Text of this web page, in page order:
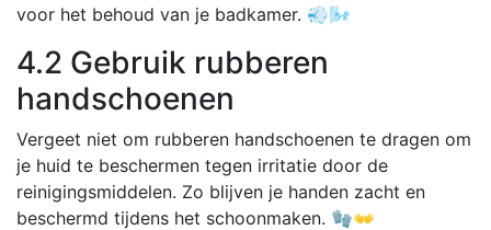
voor het behoud van je badkamer. 💨🌬️
4.2 Gebruik rubberen
handschoenen
Vergeet niet om rubberen handschoenen te dragen om
je huid te beschermen tegen irritatie door de
reinigingsmiddelen. Zo blijven je handen zacht en
beschermd tijdens het schoonmaken. 🧤👐